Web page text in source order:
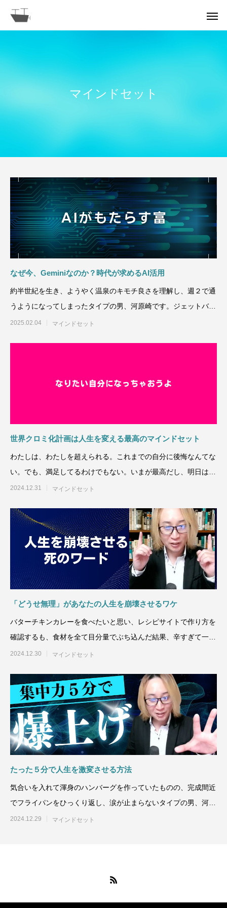
マインドセット
なぜ今、Geminiなのか？時代が求めるAI活用
約半世紀を生き、ようやく温泉のキモチ良さを理解し、週２で通
うようになってしまったタイプの男、河原崎です。ジェットバス
の露天風呂は宇
2025.02.04 マインドセット
世界クロミ化計画は人生を変える最高のマインドセット
わたしは、わたしを超えられる。これまでの自分に後悔なんてな
い。でも、満足してるわけでもない。いまが最高だし、明日はも
っと
2024.12.31 マインドセット
「どうせ無理」があなたの人生を崩壊させるワケ
バターチキンカレーを食べたいと思い、レシピサイトで作り方を
確認するも、食材を全て目分量でぶち込んだ結果、辛すぎて一口
で３日分の汗をかくタイ
2024.12.30 マインドセット
たった５分で人生を激変させる方法
気合いを入れて渾身のハンバーグを作っていたものの、完成間近
でフライパンをひっくり返し、涙が止まらないタイプの男、河原
崎です。今日は
2024.12.29 マインドセット